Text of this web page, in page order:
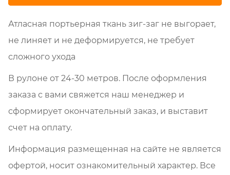
Атласная портьерная ткань зиг-заг не выгорает,
не линяет и не деформируется, не требует
сложного ухода
В рулоне от 24-30 метров. После оформления
заказа с вами свяжется наш менеджер и
сформирует окончательный заказ, и выставит
счет на оплату.
Информация размещенная на сайте не является
офертой, носит ознакомительный характер. Все